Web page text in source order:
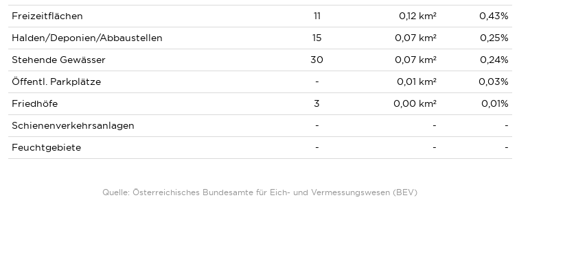
Freizeitflächen
11 0,12 km²
0,43%
Halden/Deponien/Abbaustellen
15 0,07 km²
0,25%
Stehende Gewässer
30 0,07 km²
0,24%
Öffentl. Parkplätze
- 0,01 km²
0,03%
Friedhöfe
3 0,00 km²
0,01%
Schienenverkehrsanlagen
- -
-
Feuchtgebiete
- - -
Quelle: Österreichisches Bundesamte für Eich- und Vermessungswesen (BEV)